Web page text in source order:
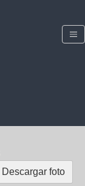
Descargar foto